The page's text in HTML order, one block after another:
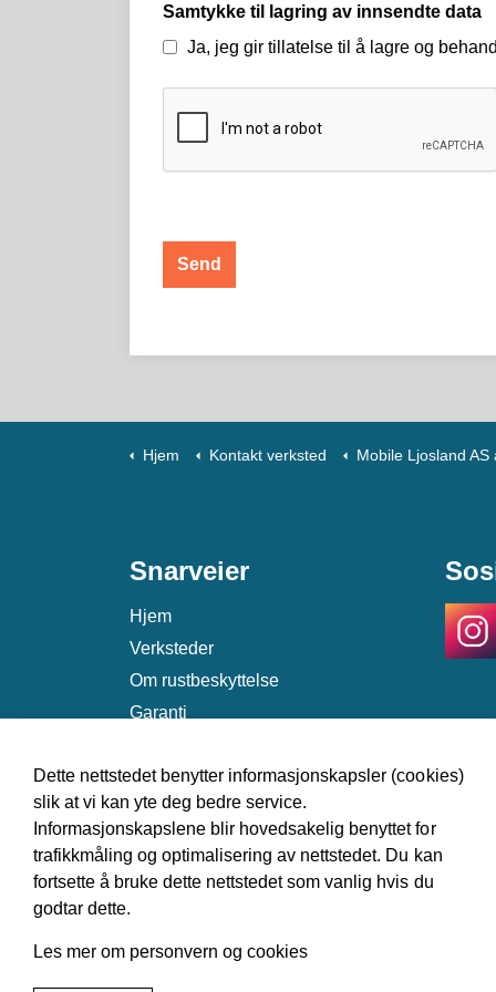
Samtykke til lagring av innsendte data
Ja, jeg gir tillatelse til å lagre og
Hjem Kontakt verksted Mobile Ljosland AS avd.
Snarveier
Hjem
Verksteder
Om rustbeskyttelse
Garanti
Dette nettstedet benytter informasjonskapsler (cookies)
slik at vi kan yte deg bedre service.
Informasjonskapslene blir hovedsakelig benyttet for
trafikkmåling og optimalisering av nettstedet. Du kan
fortsette å bruke dette nettstedet som vanlig hvis du
godtar dette.
Les mer om personvern og cookies